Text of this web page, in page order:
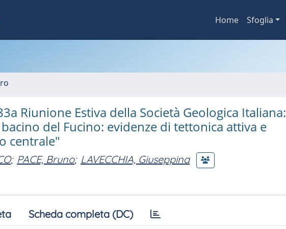
Home Sfoglia
Riunione Estiva della Società Geologica Italiana:
del Fucino: evidenze di tettonica attiva e
centrale"
; PACE, Bruno; LAVECCHIA, Giuseppina
Scheda completa (DC)